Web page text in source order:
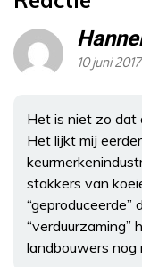
10 juni
Het is niet zo dat
Het lijkt mij
stakkers van
“geproduceerde”
“verduurzaming”
landbouwers nog